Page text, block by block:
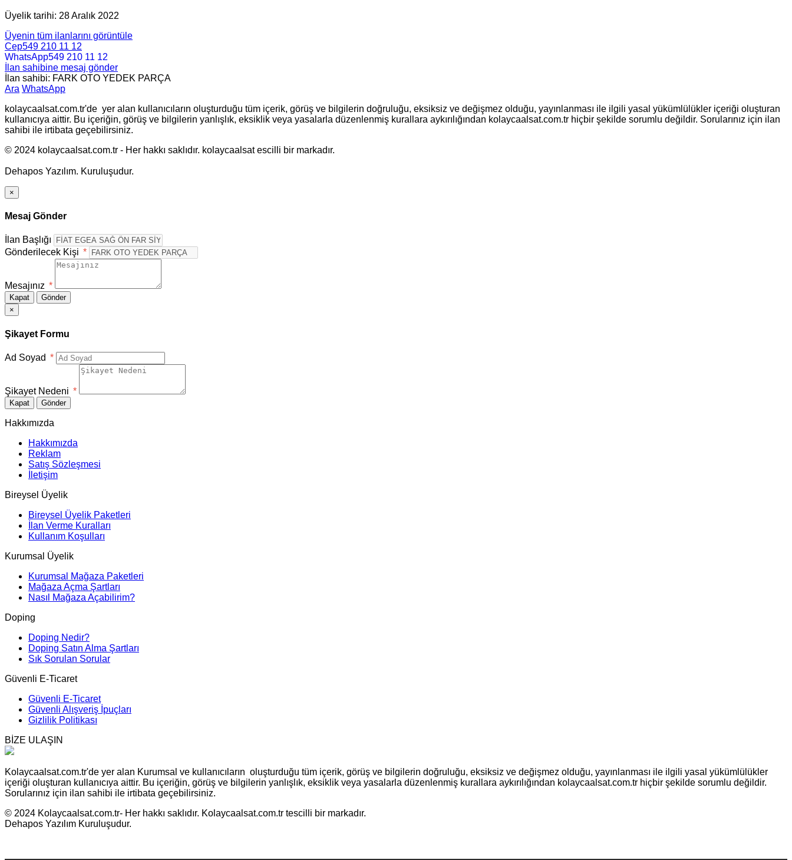
Üyelik tarihi: 28 Aralık 2022
Üyenin tüm ilanlarını görüntüle
Cep549 210 11 12
WhatsApp549 210 11 12
İlan sahibine mesaj gönder
İlan sahibi: FARK OTO YEDEK PARÇA
Ara WhatsApp
kolaycaalsat.com.tr'de yer alan kullanıcıların oluşturduğu tüm içerik, görüş ve bilgilerin doğruluğu, eksiksiz ve değişmez olduğu, yayınlanması ile ilgili yasal yükümlülükler içeriği oluşturan
kullanıcıya aittir. Bu içeriğin, görüş ve bilgilerin yanlışlık, eksiklik veya yasalarla düzenlenmiş kurallara aykırılığından kolaycaalsat.com.tr hiçbir şekilde sorumlu değildir. Sorularınız için ilan
sahibi ile irtibata geçebilirsiniz.
© 2024 kolaycaalsat.com.tr - Her hakkı saklıdır. kolaycaalsat escilli bir markadır.
Dehapos Yazılım. Kuruluşudur.
×
Mesaj Gönder
İlan Başlığı
Gönderilecek Kişi *
Mesajınız *
Kapat
Gönder
×
Şikayet Formu
Ad Soyad *
Şikayet Nedeni *
Kapat Gönder
Hakkımızda
Hakkımızda
Reklam
Satış Sözleşmesi
İletişim
Bireysel Üyelik
Bireysel Üyelik Paketleri
İlan Verme Kuralları
Kullanım Koşulları
Kurumsal Üyelik
Kurumsal Mağaza Paketleri
Mağaza Açma Şartları
Nasıl Mağaza Açabilirim?
Doping
Doping Nedir?
Doping Satın Alma Şartları
Sık Sorulan Sorular
Güvenli E-Ticaret
Güvenli E-Ticaret
Güvenli Alışveriş İpuçları
Gizlilik Politikası
BİZE ULAŞIN
Kolaycaalsat.com.tr'de yer alan Kurumsal ve kullanıcıların oluşturduğu tüm içerik, görüş ve bilgilerin doğruluğu, eksiksiz ve değişmez olduğu, yayınlanması ile ilgili yasal yükümlülükler
içeriği oluşturan kullanıcıya aittir. Bu içeriğin, görüş ve bilgilerin yanlışlık, eksiklik veya yasalarla düzenlenmiş kurallara aykırılığından kolaycaalsat.com.tr hiçbir şekilde sorumlu değildir.
Sorularınız için ilan sahibi ile irtibata geçebilirsiniz.
© 2024 Kolaycaalsat.com.tr- Her hakkı saklıdır. Kolaycaalsat.com.tr tescilli bir markadır.
Dehapos Yazılım Kuruluşudur.